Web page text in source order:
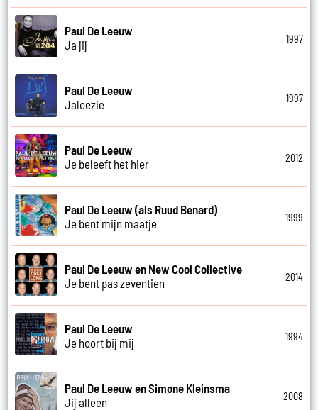
Paul De Leeuw
Ja jij
1997
Paul De Leeuw
Jaloezie
1997
Paul De Leeuw
Je beleeft het hier
2012
Paul De Leeuw (als Ruud Benard)
Je bent mijn maatje
1999
Paul De Leeuw en New Cool Collective
Je bent pas zeventien
2014
Paul De Leeuw
Je hoort bij mij
1994
Paul De Leeuw en Simone Kleinsma
Jij alleen
2008